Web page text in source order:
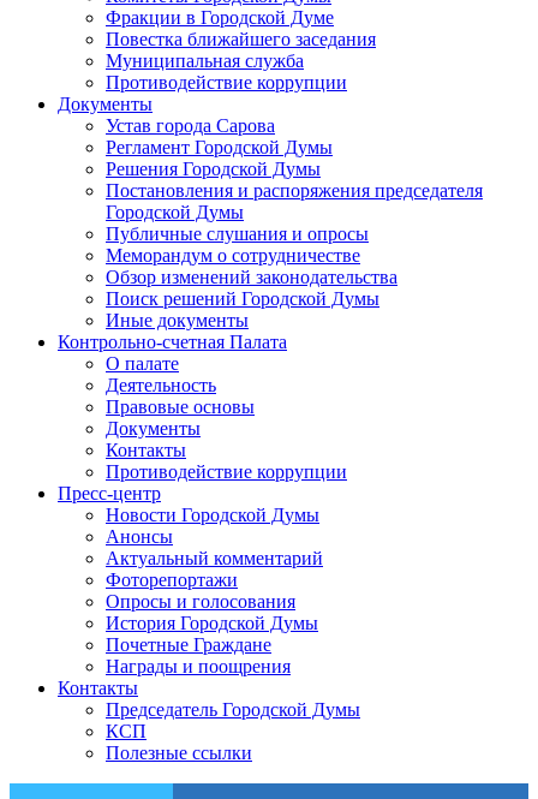
Фракции в Городской Думе
Повестка ближайшего заседания
Муниципальная служба
Противодействие коррупции
Документы
Устав города Сарова
Регламент Городской Думы
Решения Городской Думы
Постановления и распоряжения председателя
Городской Думы
Публичные слушания и опросы
Меморандум о сотрудничестве
Обзор изменений законодательства
Поиск решений Городской Думы
Иные документы
Контрольно-счетная Палата
О палате
Деятельность
Правовые основы
Документы
Контакты
Противодействие коррупции
Пресс-центр
Новости Городской Думы
Анонсы
Актуальный комментарий
Фоторепортажи
Опросы и голосования
История Городской Думы
Почетные Граждане
Награды и поощрения
Контакты
Председатель Городской Думы
КСП
Полезные ссылки